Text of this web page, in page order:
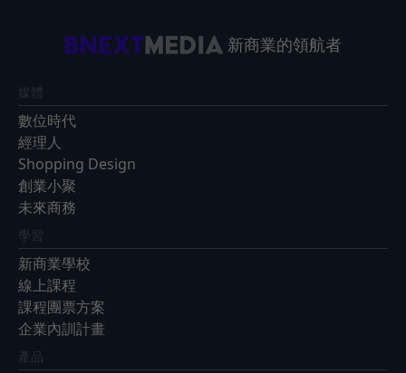
新商業的領航者
媒體
數位時代
經理人
Shopping Design
創業小聚
未來商務
學習
新商業學校
線上課程
課程團票方案
企業內訓計畫
產品